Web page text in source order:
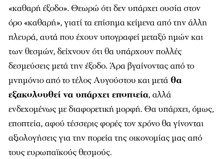
«καθαρή έξοδο». Θεωρώ ότι δεν υπάρχει ουσία στον
όρο «καθαρή», γιατί τα επίσημα κείμενα από την άλλη
πλευρά, αυτά που έχουν υπογραφεί μεταξύ ημών και
των θεσμών, δείχνουν ότι θα υπάρχουν πολλές
δεσμεύσεις μετά την έξοδο. Άρα βγαίνοντας από το
μνημόνιο από το τέλος Αυγούστου και μετά θα
εξακολουθεί να υπάρχει εποπτεία, αλλά
ενδεχομένως με διαφορετική μορφή. Θα υπάρχει, όμως,
εποπτεία, αφού τέσσερις φορές τον χρόνο θα γίνονται
αξιολογήσεις για την πορεία της οικονομίας μας από
τους ευρωπαϊκούς θεσμούς.